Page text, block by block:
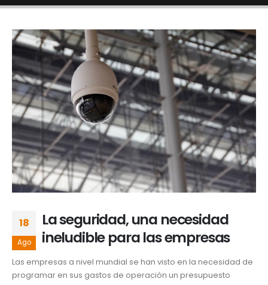
18
Ago
La seguridad, una necesidad
ineludible para las empresas
Las empresas a nivel mundial se han visto en la necesidad de
programar en sus gastos de operación un presupuesto